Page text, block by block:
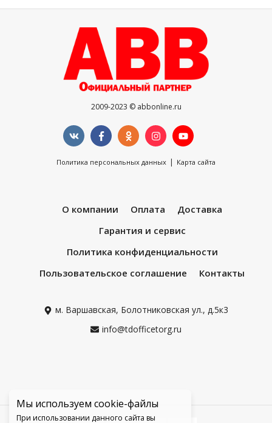
Мы используем cookie-файлы
При использовании данного сайта вы
2009-2023 © abbonline.ru
Политика персональных данных | Карта сайта
О компании Оплата
Доставка
Гарантия и сервис
Политика конфиденциальности
Пользовательское соглашение
Контакты
м. Варшавская, Болотниковская ул., д.5к3
info@tdofficetorg.ru